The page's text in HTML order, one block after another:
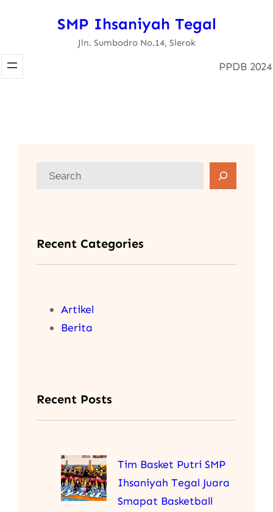
SMP Ihsaniyah Tegal
Jln. Sumbodro No.14, Slerok
PPDB 2024
Recent Categories
Artikel
Berita
Recent Posts
Tim Basket Putri SMP
Ihsaniyah Tegal Juara
Smapat Basketball